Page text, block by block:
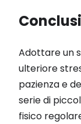
Adottare un
ulteriore
pazienza e
serie di
fisico